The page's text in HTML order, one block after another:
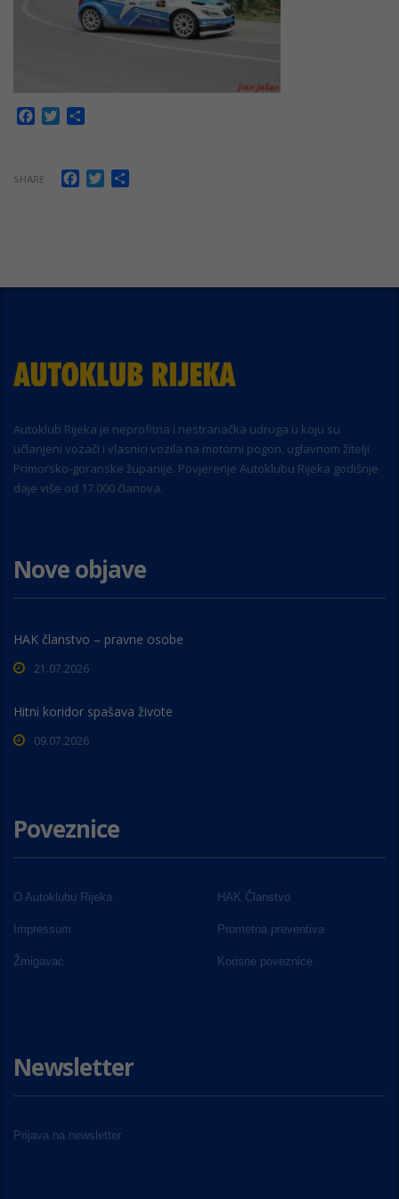
Facebook
Twitter
SHARE Facebook
Twitter
Autoklub Rijeka je neprofitna i nestranačka udruga u koju su
učlanjeni vozači i vlasnici vozila na motorni pogon, uglavnom žitelji
Primorsko-goranske županije. Povjerenje Autoklubu Rijeka godišnje
daje više od 17.000 članova.
Nove objave
HAK članstvo – pravne osobe
21.07.2026
Hitni koridor spašava živote
09.07.2026
Poveznice
O Autoklubu Rijeka HAK Članstvo
Impressum Prometna preventiva
Žmigavac Korisne poveznice
Newsletter
Prijava na newsletter